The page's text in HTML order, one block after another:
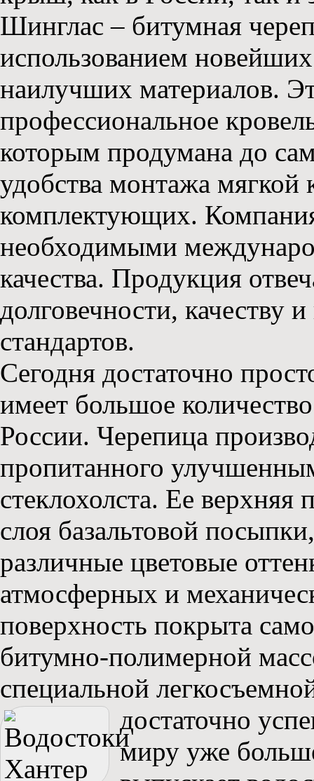
Шинглас – битумная
использованием
наилучших материалов.
профессиональное
которым продумана до
удобства монтажа мягкой
комплектующих.
необходимыми
качества. Продукция
долговечности, качеству
стандартов.
Сегодня достаточно
имеет большое
России. Черепица
пропитанного
стеклохолста. Ее верхняя
слоя базальтовой
различные цветовые
атмосферных и
поверхность покрыта
битумно-полимерной
специальной
достаточно
миру уже